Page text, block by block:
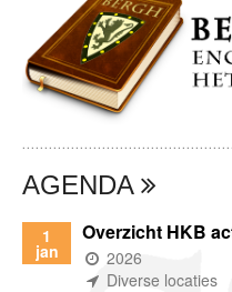
AGENDA
1
jan
Overzicht HKB
(wanneer)
2026
(waar)
Diverse locaties